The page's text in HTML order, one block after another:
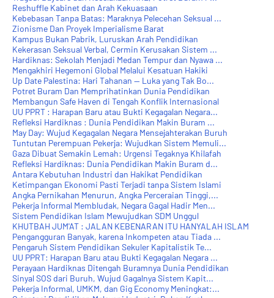
Reshuffle Kabinet dan Arah Kekuasaan
Kebebasan Tanpa Batas: Maraknya Pelecehan Seksual ...
Zionisme Dan Proyek Imperialisme Barat
Kampus Bukan Pabrik, Luruskan Arah Pendidikan
Kekerasan Seksual Verbal, Cermin Kerusakan Sistem ...
Hardiknas: Sekolah Menjadi Medan Tempur dan Nyawa ...
Mengakhiri Hegemoni Global Melalui Kesatuan Hakiki
Up Date Palestina: Hari Tahanan — Luka yang Tak Bo...
Potret Buram Dan Memprihatinkan Dunia Pendidikan
Membangun Safe Haven di Tengah Konflik Internasional
UU PPRT : Harapan Baru atau Bukti Kegagalan Negara...
Refleksi Hardiknas : Dunia Pendidikan Makin Buram ...
May Day: Wujud Kegagalan Negara Mensejahterakan Buruh
Tuntutan Perempuan Pekerja: Wujudkan Sistem Memuli...
Gaza Dibuat Semakin Lemah: Urgensi Tegaknya Khilafah
Refleksi Hardiknas: Dunia Pendidikan Makin Buram d...
Antara Kebutuhan Industri dan Hakikat Pendidikan
Ketimpangan Ekonomi Pasti Terjadi tanpa Sistem Islami
Angka Pernikahan Menurun, Angka Perceraian Tinggi,...
Pekerja Informal Membludak, Negara Gagal Hadir Men...
Sistem Pendidikan Islam Mewujudkan SDM Unggul
KHUTBAH JUM'AT : JALAN KEBENARAN ITU HANYALAH ISLAM
Pengangguran Banyak, karena Inkompeten atau Tiada ...
Pengaruh Sistem Pendidikan Sekuler Kapitalistik Te...
UU PPRT: Harapan Baru atau Bukti Kegagalan Negara ...
Perayaan Hardiknas Ditengah Buramnya Dunia Pendidikan
Sinyal SOS dari Buruh, Wujud Gagalnya Sistem Kapit...
Pekerja Informal, UMKM, dan Gig Economy Meningkat:...